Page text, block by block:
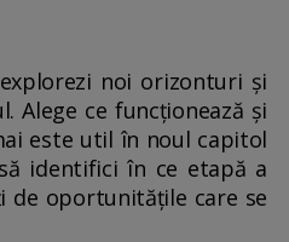
noi orizonturi și
Alege ce funcționează și
este util în noul capitol
identifici în ce etapă a
oportunitățile care se